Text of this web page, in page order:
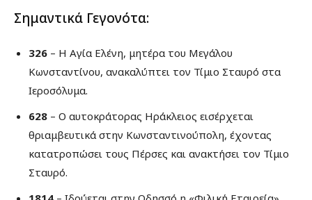
Σημαντικά Γεγονότα:
326 – Η Αγία Ελένη, μητέρα του Μεγάλου
Κωνσταντίνου, ανακαλύπτει τον Τίμιο Σταυρό στα
Ιεροσόλυμα.
628 – Ο αυτοκράτορας Ηράκλειος εισέρχεται
θριαμβευτικά στην Κωνσταντινούπολη, έχοντας
κατατροπώσει τους Πέρσες και ανακτήσει τον Τίμιο
Σταυρό.